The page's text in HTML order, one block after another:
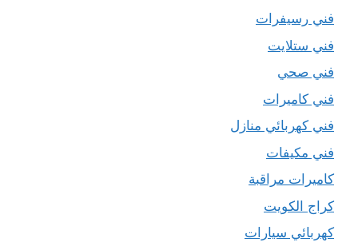
فني رسيفرات
فني ستلايت
فني صحي
فني كاميرات
فني كهربائي منازل
فني مكيفات
كاميرات مراقبة
كراج الكويت
كهربائي سيارات